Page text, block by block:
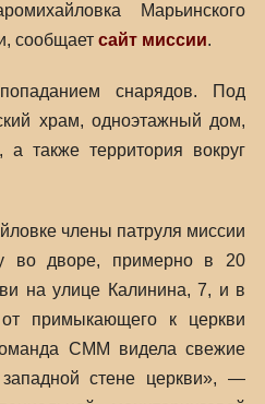
Марьинского
сообщает сайт миссии.
снарядов. Под
храм, одноэтажный дом,
также территория вокруг
члены патруля миссии
во дворе, примерно в 20
на улице Калинина, 7, и в
примыкающего к церкви
СММ видела свежие
стене церкви», —